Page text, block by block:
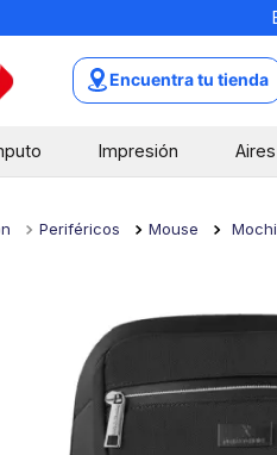
Encuentra tu tienda
Impresión
Periféricos Mouse